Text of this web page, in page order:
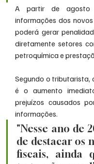
A partir de agosto
informações dos
poderá gerar
diretamente setores
petroquímica e
Segundo o tributarista,
é o aumento
prejuízos causados
informações.
"Nesse ano de
de destacar os
fiscais, ainda